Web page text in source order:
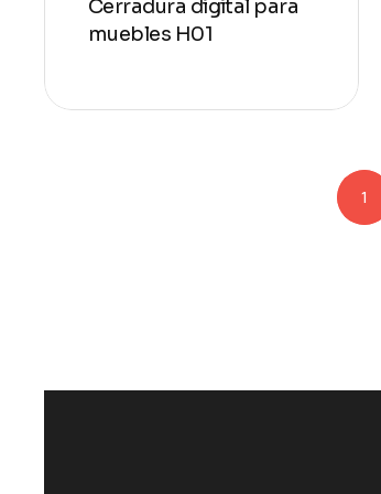
Cerradura digital para
muebles H01
Pagination
1